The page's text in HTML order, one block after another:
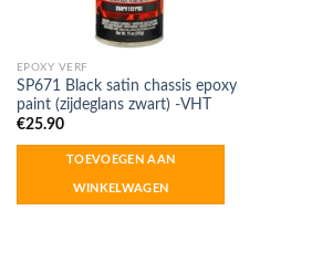
EPOXY VERF
SP671 Black satin chassis epoxy
paint (zijdeglans zwart) -VHT
€25.90
TOEVOEGEN AAN
WINKELWAGEN